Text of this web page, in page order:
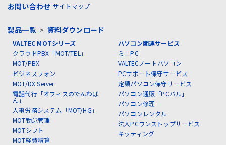
お問い合わせ サイトマップ
製品一覧> 資料ダウンロード
VALTEC MOTシリーズ
クラウドPBX「MOT/TEL」
MOT/PBX
ビジネスフォン
MOT/DX Server
電話代行「オフィスのでんわば
ん」
人事労務システム「MOT/HG」
MOT勤怠管理
MOTシフト
MOT経費精算
パソコン関連サービス
ミニPC
VALTECノートパソコン
PCサポート保守サービス
定額パソコン保守サービス
パソコン通販「PCバル」
パソコン修理
パソコンレンタル
法人PCワンストップサービス
キッティング